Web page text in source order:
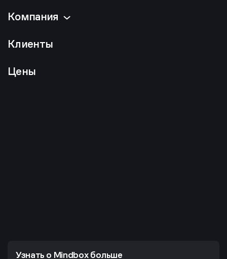
Компания
Клиенты
Цены
Узнать о Mindbox больше